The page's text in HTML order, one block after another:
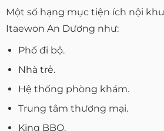
Một số hạng mục tiện ích nội
Itaewon An Dương như:
Phố đi bộ.
Nhà trẻ.
Hệ thống phòng khám.
Trung tâm thương mại.
King BBQ.